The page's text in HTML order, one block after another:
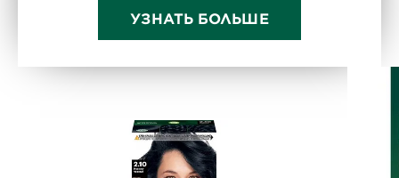
УЗНАТЬ БОЛЬШЕ